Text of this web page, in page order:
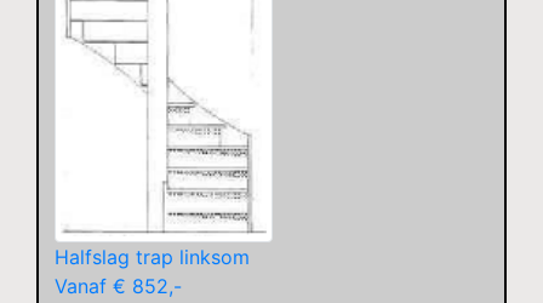
Halfslag trap linksom
Vanaf € 852,-